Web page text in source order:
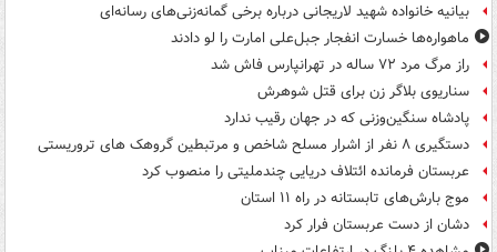
بیانیه خانواده شهید لاریجانی درباره برخی گمانه‌زنی‌های رسانه‌ای
ماهواره‌ها خسارت انفجار جبل‌علی امارت را لو دادند
راز مرگ مرد ۷۲ ساله در تهرانپارس فاش شد
سناریوی بلاگر زن برای قتل شوهرش
پادشاه سنگین‌وزنی که در جهان رقیب ندارد
دستگیری ۸ نفر از اشرار مسلح شاخص و مرتبطین گروهک های تروریستی
عربستان فرمانده ائتلاف دریایی چندملیتی را منصوب کرد
موج بارش‌های تابستانه در راه ۱۱ استان
دشان از دست عربستان فرار کرد